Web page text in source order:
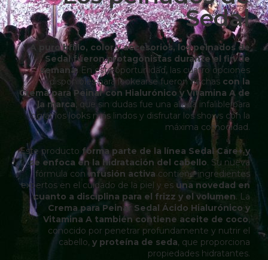
Sedal
A puro brillo, color y accesorios, los peinados de
Sedal fueron protagonistas durante el fin de
semana. En esta oportunidad, las cuatro opciones
disponibles para lookearse fueron hechas con la
Crema para Peinar con Hialurónico y Vitamina A de
la marca, que sin dudas fue una aliada infalible para
lograr los looks más lindos y disfrutar los shows con la
máxima comodidad.
Este producto forma parte de la línea Sedal Care+ y
se enfoca en la hidratación del cabello. Su nueva
fórmula con infusión activa contiene ingredientes
expertos en el cuidado de la piel y es una novedad en
cuanto a disciplina para el frizz y el volumen. La
Crema para Peinar Sedal Ácido Hialurónico y
Vitamina A también contiene aceite de coco,
conocido por penetrar profundamente y nutrir el
cabello, y proteína de seda, que proporciona
propiedades hidratantes.